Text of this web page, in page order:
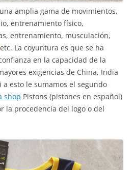
amplia gama de movimientos,
entrenamiento físico,
entrenamiento, musculación,
etc. La coyuntura es que se ha
en la capacidad de la
exigencias de China, India
a esto le sumamos el segundo
shop Pistons (pistones en español)
la procedencia del logo o del